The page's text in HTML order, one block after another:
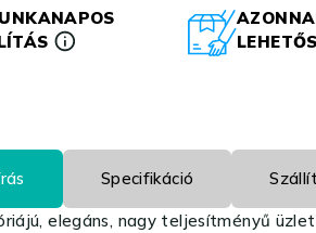
Specifikáció
elegáns, nagy teljesítményű